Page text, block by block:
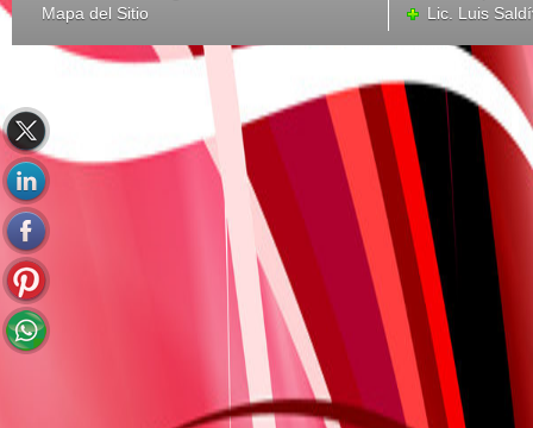
Mapa del Sitio
Lic. Luis